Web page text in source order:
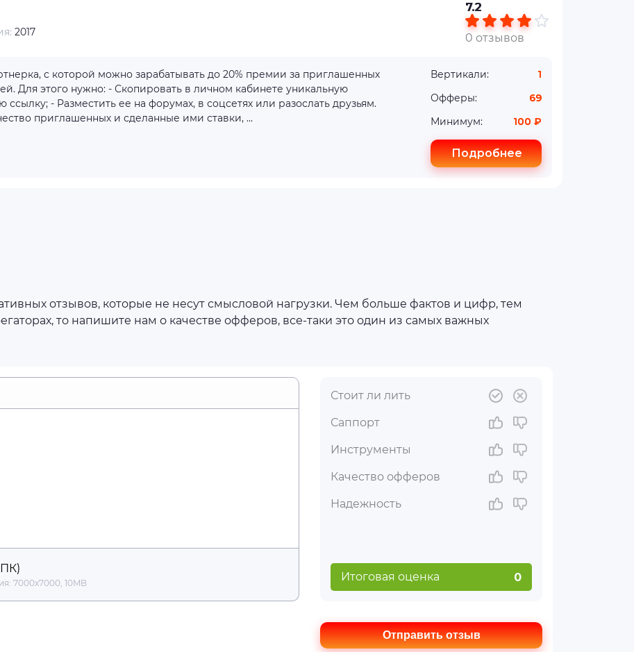
2017
7.2
0 отзывов
с которой можно зарабатывать до 20% премии за приглашенных
Для этого нужно: - Скопировать в личном кабинете уникальную
ссылку; - Разместить ее на форумах, в соцсетях или разослать друзьям.
приглашенных и сделанные ими ставки, ...
Вертикали:
1
Офферы:
69
Минимум:
100 ₽
Подробнее
отзывов, которые не несут смысловой нагрузки. Чем больше фактов и цифр, тем
то напишите нам о качестве офферов, все-таки это один из самых важных
Стоит ли лить
Саппорт
Инструменты
Качество офферов
Надежность
Итоговая оценка 0
7000x7000, 10MB
Отправить отзыв